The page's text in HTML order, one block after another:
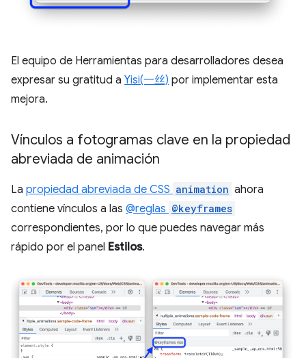
El equipo de Herramientas para desarrolladores desea
expresar su gratitud a Yisi(一丝) por implementar esta
mejora.
Vínculos a fotogramas clave en la propiedad
abreviada de animación
La propiedad abreviada de CSS animation ahora
contiene vínculos a las @reglas @keyframes
correspondientes, por lo que puedes navegar más
rápido por el panel Estilos.